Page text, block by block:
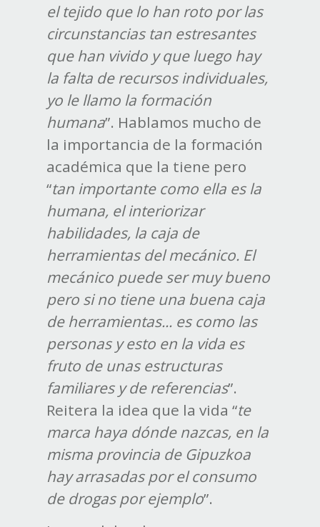
el tejido que lo han roto por las
circunstancias tan estresantes
que han vivido y que luego hay
la falta de recursos individuales,
yo le llamo la formación
humana”. Hablamos mucho de
la importancia de la formación
académica que la tiene pero
“tan importante como ella es la
humana, el interiorizar
habilidades, la caja de
herramientas del mecánico. El
mecánico puede ser muy bueno
pero si no tiene una buena caja
de herramientas... es como las
personas y esto en la vida es
fruto de unas estructuras
familiares y de referencias”.
Reitera la idea que la vida “te
marca haya dónde nazcas, en la
misma provincia de Gipuzkoa
hay arrasadas por el consumo
de drogas por ejemplo”.